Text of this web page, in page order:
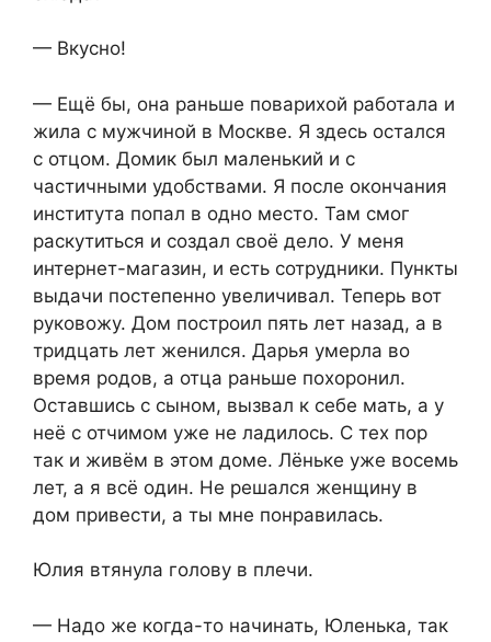
— Вкусно!
— Ещё бы, она раньше поварихой работала и
жила с мужчиной в Москве. Я здесь остался
с отцом. Домик был маленький и с
частичными удобствами. Я после окончания
института попал в одно место. Там смог
раскутиться и создал своё дело. У меня
интернет-магазин, и есть сотрудники. Пункты
выдачи постепенно увеличивал. Теперь вот
руковожу. Дом построил пять лет назад, а в
тридцать лет женился. Дарья умерла во
время родов, а отца раньше похоронил.
Оставшись с сыном, вызвал к себе мать, а у
неё с отчимом уже не ладилось. С тех пор
так и живём в этом доме. Лёньке уже восемь
лет, а я всё один. Не решался женщину в
дом привести, а ты мне понравилась.
Юлия втянула голову в плечи.
— Надо же когда-то начинать, Юленька, так